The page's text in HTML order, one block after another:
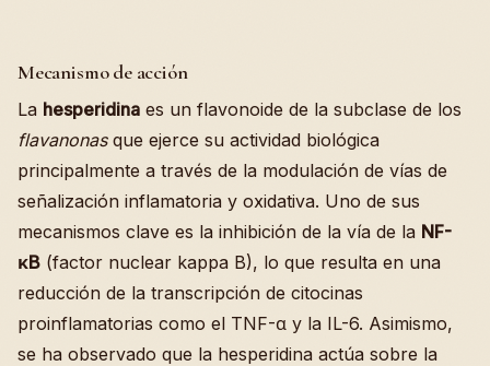
Mecanismo de acción
La hesperidina es un flavonoide de la subclase de los
flavanonasque ejerce su actividad biológica
principalmente a través de la modulación de vías de
señalización inflamatoria y oxidativa. Uno de sus
mecanismos clave es la inhibición de la vía de la NF-
κB (factor nuclear kappa B), lo que resulta en una
reducción de la transcripción de citocinas
proinflamatorias como el TNF-α y la IL-6. Asimismo,
se ha observado que la hesperidina actúa sobre la